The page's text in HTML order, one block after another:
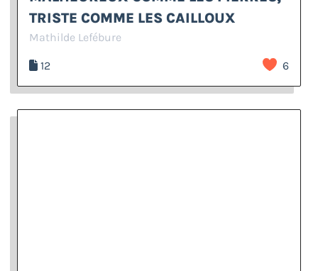
TRISTE COMME LES CAILLOUX
Mathilde Lefébure
12 6